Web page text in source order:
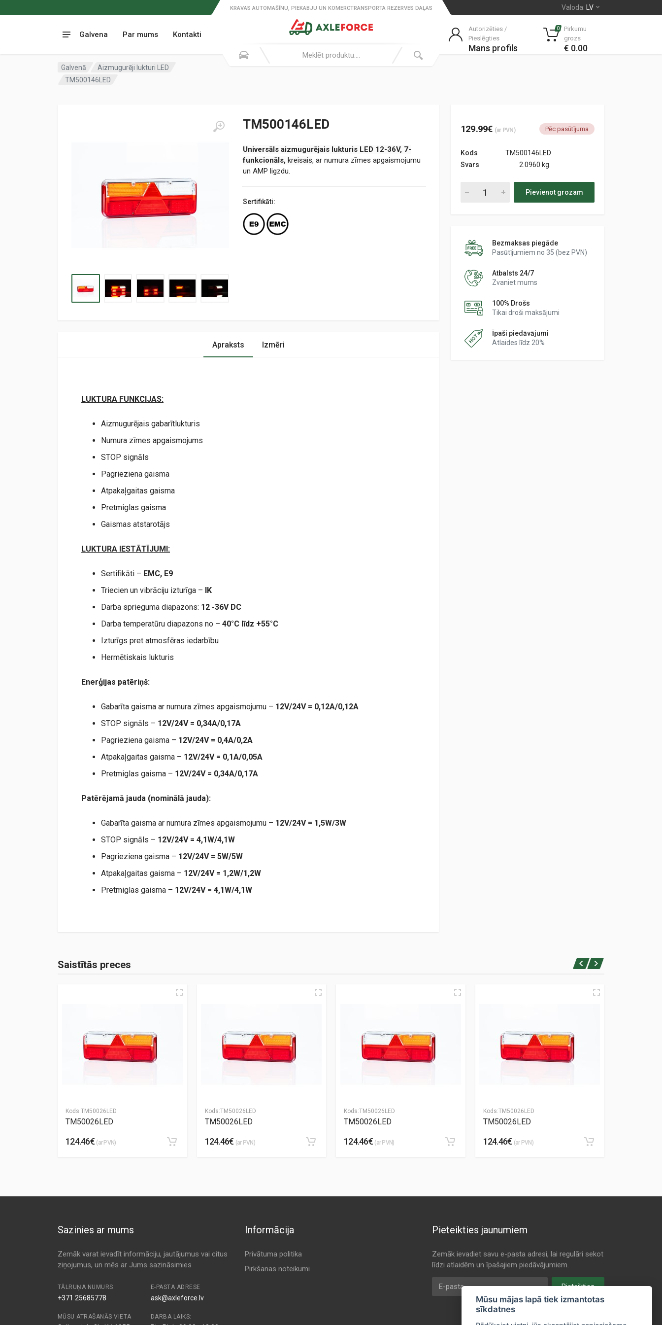
Valoda: LV
Galvena Par mums Kontakti
KRAVAS AUTOMAŠĪNU, PIEKABJU UN KOMERCTRANSPORTA REZERVES DAĻAS
Autorizēties /
Pieslēgties
Mans profils
0
Pirkumu
grozs
€ 0.00
Galvenā
Aizmugurēji lukturi LED
TM500146LED
TM500146LED
Universāls aizmugurējais lukturis LED 12-36V, 7-
funkcionāls, kreisais, ar numura zīmes apgaismojumu
un AMP ligzdu.
Sertifikāti:
129.99€ (ar PVN) Pēc pasūtījuma
Kods
TM500146LED
Svars
2.0960 kg.
Pievienot grozam
Bezmaksas piegāde
Pasūtījumiem no 35 (bez PVN)
Atbalsts 24/7
Zvaniet mums
100% Drošs
Tikai droši maksājumi
Īpaši piedāvājumi
Atlaides līdz 20%
Apraksts Izmēri
LUKTURA FUNKCIJAS:
Aizmugurējais gabarītlukturis
Numura zīmes apgaismojums
STOP signāls
Pagrieziena gaisma
Atpakaļgaitas gaisma
Pretmiglas gaisma
Gaismas atstarotājs
LUKTURA IESTĀTĪJUMI:
Sertifikāti – EMC, E9
Triecien un vibrāciju izturīga – IK
Darba sprieguma diapazons: 12 -36V DC
Darba temperatūru diapazons no – 40°C līdz +55°C
Izturīgs pret atmosfēras iedarbību
Hermētiskais lukturis
Enerģijas patēriņš:
Gabarīta gaisma ar numura zīmes apgaismojumu – 12V/24V = 0,12А/0,12A
STOP signāls – 12V/24V = 0,34A/0,17A
Pagrieziena gaisma – 12V/24V = 0,4A/0,2A
Atpakaļgaitas gaisma – 12V/24V = 0,1A/0,05A
Pretmiglas gaisma – 12V/24V = 0,34A/0,17A
Patērējamā jauda (nominālā jauda):
Gabarīta gaisma ar numura zīmes apgaismojumu – 12V/24V = 1,5W/3W
STOP signāls – 12V/24V = 4,1W/4,1W
Pagrieziena gaisma – 12V/24V = 5W/5W
Atpakaļgaitas gaisma – 12V/24V = 1,2W/1,2W
Pretmiglas gaisma – 12V/24V = 4,1W/4,1W
Saistītās preces
Kods:TM50026LED
TM50026LED
124.46€ (ar PVN)
Kods:TM50026LED
TM50026LED
124.46€ (ar PVN)
Kods:TM50026LED
TM50026LED
124.46€ (ar PVN)
Kods:TM50026LED
TM50026LED
124.46€ (ar PVN)
Sazinies ar mums
Zemāk varat ievadīt informāciju, jautājumus vai citus
ziņojumus, un mēs ar Jums sazināsimies
TĀLRUŅA NUMURS:
+371 25685778
E-PASTA ADRESE
ask@axleforce.lv
MŪSU ATRAŠANĀS VIETA DARBA LAIKS:
Informācija
Privātuma politika
Pirkšanas noteikumi
Pieteikties jaunumiem
Zemāk ievadiet savu e-pasta adresi, lai regulāri sekot
līdzi atlaidēm un īpašajiem piedāvājumiem.
E-pasta
Pieteikties
Mūsu mājas lapā tiek izmantotas
sīkdatnes